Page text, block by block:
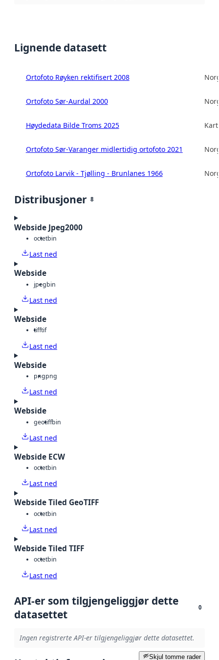
Lignende datasett
Ortofoto Røyken rektifisert 2008
Ortofoto Sør-Aurdal 2000
Høydedata Bilde Troms 2025
Ortofoto Sør-Varanger midlertidig ortofoto 2021
Ortofoto Larvik - Tjølling - Brunlanes 1966
Distribusjoner 8
Webside Jpeg2000
octetbin
Last ned
Webside
jpegbin
Last ned
Webside
tifftif
Last ned
Webside
pngpng
Last ned
Webside
geotiffbin
Last ned
Webside ECW
octetbin
Last ned
Webside Tiled GeoTIFF
octetbin
Last ned
Webside Tiled TIFF
octetbin
Last ned
API-er som tilgjengeliggjør dette
datasettet
0
Ingen registrerte API-er tilgjengeliggjør dette datasettet.
Skjul tomme rader